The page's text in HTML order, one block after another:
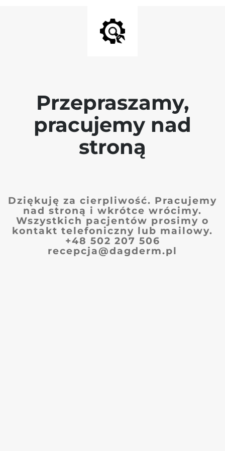
Przepraszamy,
pracujemy nad
stroną
Dziękuję za cierpliwość. Pracujemy
nad stroną i wkrótce wrócimy.
Wszystkich pacjentów prosimy o
kontakt telefoniczny lub mailowy.
+48 502 207 506
recepcja@dagderm.pl